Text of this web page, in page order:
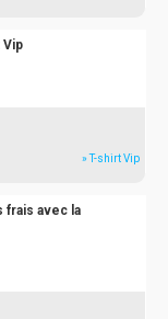
» T-shirt Vip
frais avec la